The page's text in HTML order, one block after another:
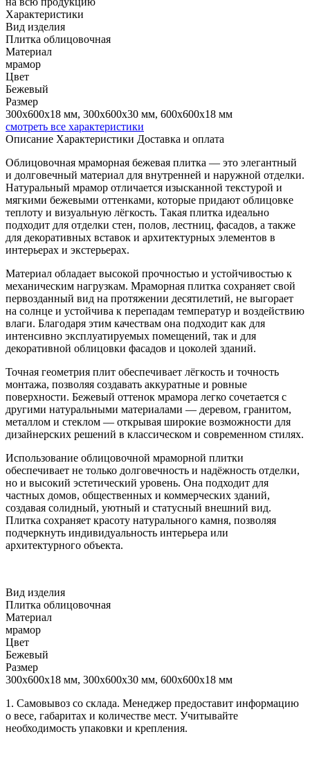
Характеристики
Вид изделия
Плитка облицовочная
Материал
мрамор
Цвет
Бежевый
Размер
300x600x18 мм, 300x600x30 мм, 600x600x18 мм
смотреть все характеристики
Описание Характеристики Доставка и оплата
Облицовочная мраморная бежевая плитка — это элегантный
и долговечный материал для внутренней и наружной отделки.
Натуральный мрамор отличается изысканной текстурой и
мягкими бежевыми оттенками, которые придают облицовке
теплоту и визуальную лёгкость. Такая плитка идеально
подходит для отделки стен, полов, лестниц, фасадов, а также
для декоративных вставок и архитектурных элементов в
интерьерах и экстерьерах.
Материал обладает высокой прочностью и устойчивостью к
механическим нагрузкам. Мраморная плитка сохраняет свой
первозданный вид на протяжении десятилетий, не выгорает
на солнце и устойчива к перепадам температур и воздействию
влаги. Благодаря этим качествам она подходит как для
интенсивно эксплуатируемых помещений, так и для
декоративной облицовки фасадов и цоколей зданий.
Точная геометрия плит обеспечивает лёгкость и точность
монтажа, позволяя создавать аккуратные и ровные
поверхности. Бежевый оттенок мрамора легко сочетается с
другими натуральными материалами — деревом, гранитом,
металлом и стеклом — открывая широкие возможности для
дизайнерских решений в классическом и современном стилях.
Использование облицовочной мраморной плитки
обеспечивает не только долговечность и надёжность отделки,
но и высокий эстетический уровень. Она подходит для
частных домов, общественных и коммерческих зданий,
создавая солидный, уютный и статусный внешний вид.
Плитка сохраняет красоту натурального камня, позволяя
подчеркнуть индивидуальность интерьера или
архитектурного объекта.
Вид изделия
Плитка облицовочная
Материал
мрамор
Цвет
Бежевый
Размер
300x600x18 мм, 300x600x30 мм, 600x600x18 мм
1. Самовывоз со склада. Менеджер предоставит информацию
о весе, габаритах и количестве мест. Учитывайте
необходимость упаковки и крепления.